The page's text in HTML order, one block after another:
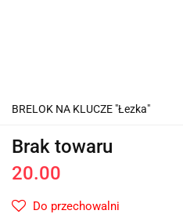
BRELOK NA KLUCZE "Łezka"
Brak towaru
20.00
Do przechowalni